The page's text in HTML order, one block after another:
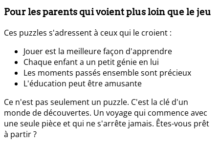
Pour les parents qui voient plus loin que le jeu
Ces puzzles s'adressent à ceux qui le croient :
Jouer est la meilleure façon d'apprendre
Chaque enfant a un petit génie en lui
Les moments passés ensemble sont précieux
L'éducation peut être amusante
Ce n'est pas seulement un puzzle. C'est la clé d'un
monde de découvertes. Un voyage qui commence avec
une seule pièce et qui ne s'arrête jamais. Êtes-vous prêt
à partir ?